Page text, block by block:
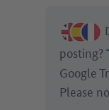
posting?
Google
Please